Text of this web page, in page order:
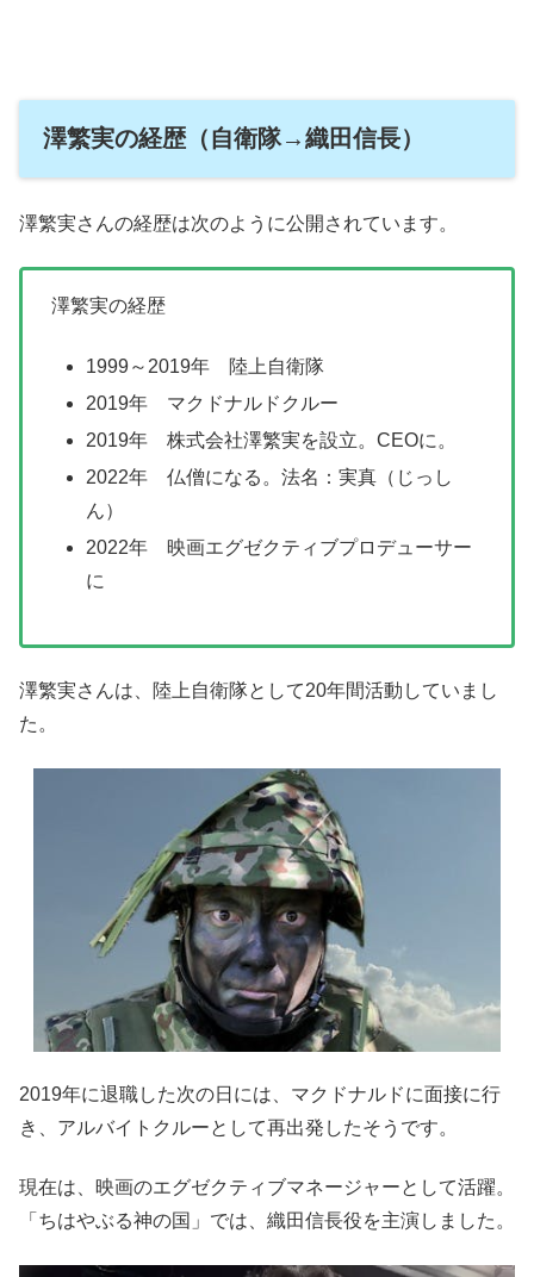
澤繁実の経歴（自衛隊→織田信長）
澤繁実さんの経歴は次のように公開されています。
澤繁実の経歴
1999～2019年 陸上自衛隊
2019年 マクドナルドクルー
2019年 株式会社澤繁実を設立。CEOに。
2022年 仏僧になる。法名：実真（じっし
ん）
2022年 映画エグゼクティブプロデューサー
に
澤繁実さんは、陸上自衛隊として20年間活動していまし
た。
2019年に退職した次の日には、マクドナルドに面接に行
き、アルバイトクルーとして再出発したそうです。
現在は、映画のエグゼクティブマネージャーとして活躍。
「ちはやぶる神の国」では、織田信長役を主演しました。